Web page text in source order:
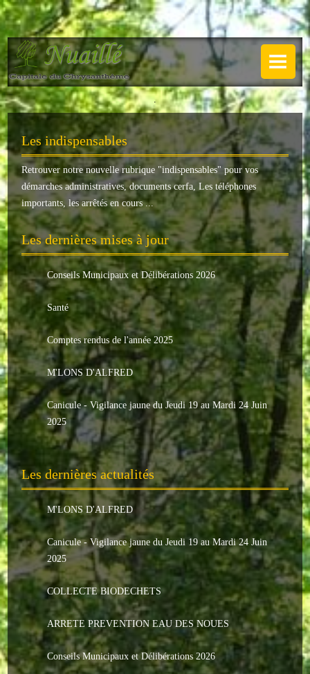
NUAILLÉ
Plan de Nuaillé
Sentiers pédestres
Guide annuel
Histoire
Galerie
LA MAIRIE
Horaires
Agence postale
Le conseil municipal
Les élus
Les commissions
Les comptes rendus
Le personnel communal
L'Echo de Nuaillé
Tarifs et locations
Galeries photos
INDISPENSABLES
Nouveaux arrivants
Le PACS
Voter
.
Les indispensables
Retrouver notre nouvelle rubrique "indispensables" pour vos
démarches administratives, documents cerfa, Les téléphones
importants, les arrêtés en cours ...
Les dernières mises à jour
Conseils Municipaux et Délibérations 2026
Santé
Comptes rendus de l'année 2025
M'LONS D'ALFRED
Canicule - Vigilance jaune du Jeudi 19 au Mardi 24 Juin
2025
Les dernières actualités
M'LONS D'ALFRED
Canicule - Vigilance jaune du Jeudi 19 au Mardi 24 Juin
2025
COLLECTE BIODECHETS
ARRETE PREVENTION EAU DES NOUES
Conseils Municipaux et Délibérations 2026